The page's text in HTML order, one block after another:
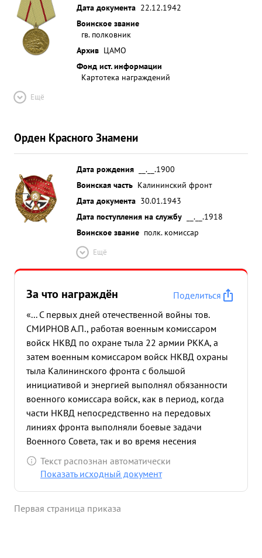
Дата документа 22.12.1942
Воинское звание
гв. полковник
Архив ЦАМО
Фонд ист. информации
Картотека награждений
Ещё
Орден Красного Знамени
Дата рождения
__.__.1900
Воинская часть Калининский фронт
Дата документа 30.01.1943
Дата поступления на службу
__.__.1918
Воинское звание полк. комиссар
Ещё
За что награждён
Поделиться
«... С первых дней отечественной войны тов.
СМИРНОВ А.П., работая военным комиссаром
войск НКВД по охране тыла 22 армии РККА, а
затем военным комиссаром войск НКВД охраны
тыла Калининского фронта с большой
инициативой и энергией выполнял обязанности
военного комиссара войск, как в период, когда
части НКВД непосредственно на передовых
линиях фронта выполняли боевые задачи
Военного Совета, так и во время несения
войсками специальной службы по охране тыла
фронта. Осуществляя постоянную тесну ю личную
храбрым комиссаром. Итоги боевой деятельности
Текст распознан автоматически
Показать исходный документ
Первая страница приказа